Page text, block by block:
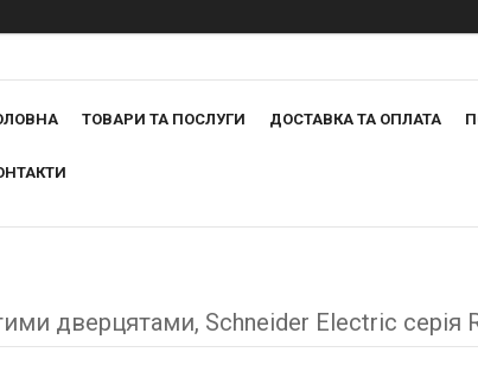
ТОВАРИ ТА ПОСЛУГИ ДОСТАВКА ТА ОПЛАТА
дверцятами, Schneider Electric серія